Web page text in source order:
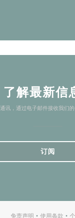
了解最新信
讯，通过电子邮件接收我们的
订阅
免责声明 使用条款